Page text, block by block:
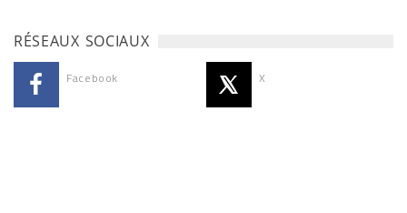
RÉSEAUX SOCIAUX
Facebook X